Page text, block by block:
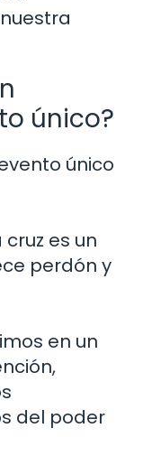
único?
único
es un
perdón y
en un
del poder